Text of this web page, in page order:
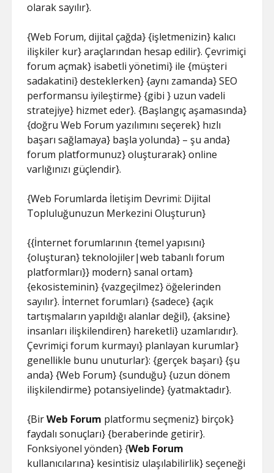
olarak sayılır}.
{Web Forum, dijital çağda} {işletmenizin} kalıcı
ilişkiler kur} araçlarından hesap edilir}. Çevrimiçi
forum açmak} isabetli yönetimi} ile {müşteri
sadakatini} desteklerken} {aynı zamanda} SEO
performansu iyileştirme} {gibi } uzun vadeli
stratejiye} hizmet eder}. {Başlangıç aşamasında}
{doğru Web Forum yazılımını seçerek} hızlı
başarı sağlamaya} başla yolunda} – şu anda}
forum platformunuz} oluşturarak} online
varlığınızı güçlendir}.
{Web Forumlarda İletişim Devrimi: Dijital
Topluluğunuzun Merkezini Oluşturun}
{{İnternet forumlarının {temel yapısını}
{oluşturan} teknolojiler|web tabanlı forum
platformları}} modern} sanal ortam}
{ekosisteminin} {vazgeçilmez} öğelerinden
sayılır}. İnternet forumları} {sadece} {açık
tartışmaların yapıldığı alanlar değil}, {aksine}
insanları ilişkilendiren} hareketli} uzamlarıdır}.
Çevrimiçi forum kurmayı} planlayan kurumlar}
genellikle bunu unuturlar}: {gerçek başarı} {şu
anda} {Web Forum} {sunduğu} {uzun dönem
ilişkilendirme} potansiyelinde} {yatmaktadır}.
{BirWeb Forum platformu seçmeniz} birçok}
faydalı sonuçları} {beraberinde getirir}.
Fonksiyonel yönden} {Web Forum
kullanıcılarına} kesintisiz ulaşılabilirlik} seçeneği